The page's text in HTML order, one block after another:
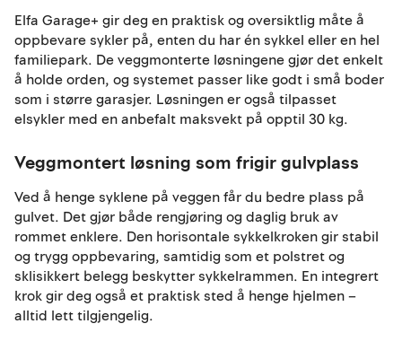
Elfa Garage+ gir deg en praktisk og oversiktlig måte å
oppbevare sykler på, enten du har én sykkel eller en hel
familiepark. De veggmonterte løsningene gjør det enkelt
å holde orden, og systemet passer like godt i små boder
som i større garasjer. Løsningen er også tilpasset
elsykler med en anbefalt maksvekt på opptil 30 kg.
Veggmontert løsning som frigir gulvplass
Ved å henge syklene på veggen får du bedre plass på
gulvet. Det gjør både rengjøring og daglig bruk av
rommet enklere. Den horisontale sykkelkroken gir stabil
og trygg oppbevaring, samtidig som et polstret og
sklisikkert belegg beskytter sykkelrammen. En integrert
krok gir deg også et praktisk sted å henge hjelmen –
alltid lett tilgjengelig.